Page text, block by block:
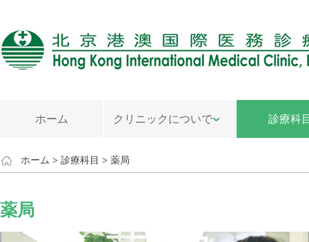
ホーム クリニックについで 診療科
ホーム > 診療科目 > 薬局
薬局